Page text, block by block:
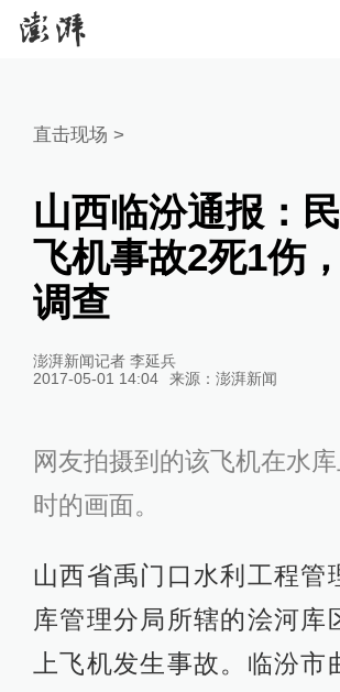
直击现场 >
山西临汾通报：
飞机事故2死1伤
调查
澎湃新闻记者 李延兵
2017-05-01 14:04
来源： 澎湃新闻
网友拍摄到的该飞机在水
时的画面。
山西省禹门口水利工程管
库管理分局所辖的浍河库
上飞机发生事故。临汾市